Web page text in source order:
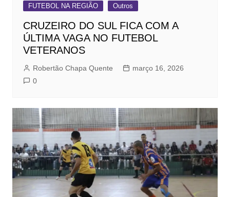
FUTEBOL NA REGIÃO Outros
CRUZEIRO DO SUL FICA COM A
ÚLTIMA VAGA NO FUTEBOL
VETERANOS
Robertão Chapa Quente
março 16, 2026
0